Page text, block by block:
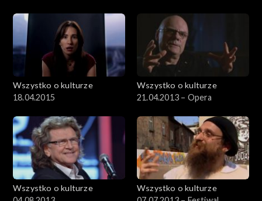
Wszystko o kulturze
18.04.2015
Wszystko o kulturze
21.04.2013 – Opera
Wszystko o kulturze
Wszystko o kulturze